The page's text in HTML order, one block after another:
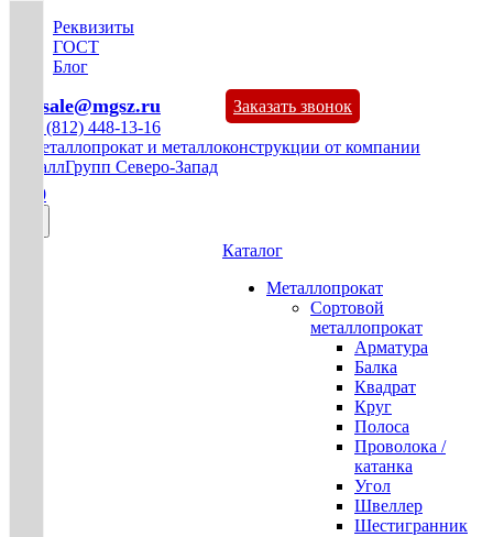
Реквизиты
ГОСТ
Блог
mg-sale@mgsz.ru
Заказать звонок
+7 (812) 448-13-16
0
Каталог
Металлопрокат
Сортовой
металлопрокат
Арматура
Балка
Квадрат
Круг
Полоса
Проволока /
катанка
Угол
Швеллер
Шестигранник